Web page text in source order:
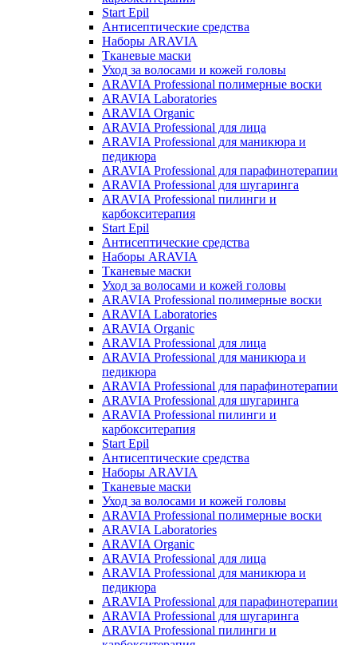
Start Epil
Антисептические средства
Наборы ARAVIA
Тканевые маски
Уход за волосами и кожей головы
ARAVIA Professional полимерные воски
ARAVIA Laboratories
ARAVIA Organic
ARAVIA Professional для лица
ARAVIA Professional для маникюра и
педикюра
ARAVIA Professional для парафинотерапии
ARAVIA Professional для шугаринга
ARAVIA Professional пилинги и
карбокситерапия
Start Epil
Антисептические средства
Наборы ARAVIA
Тканевые маски
Уход за волосами и кожей головы
ARAVIA Professional полимерные воски
ARAVIA Laboratories
ARAVIA Organic
ARAVIA Professional для лица
ARAVIA Professional для маникюра и
педикюра
ARAVIA Professional для парафинотерапии
ARAVIA Professional для шугаринга
ARAVIA Professional пилинги и
карбокситерапия
Start Epil
Антисептические средства
Наборы ARAVIA
Тканевые маски
Уход за волосами и кожей головы
ARAVIA Professional полимерные воски
ARAVIA Laboratories
ARAVIA Organic
ARAVIA Professional для лица
ARAVIA Professional для маникюра и
педикюра
ARAVIA Professional для парафинотерапии
ARAVIA Professional для шугаринга
ARAVIA Professional пилинги и